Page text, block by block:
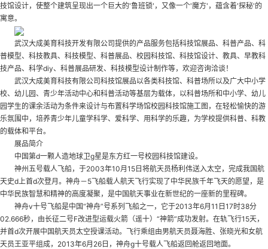
技馆设计，使整个建筑呈现出一个巨大的'鲁班锁'，又像一个'魔方'，蕴含着'探秘'的
寓意。
武汉大成美育科技开发有限公司提供的产品服务包括科技馆展品、科普产品、科
普模型、科技教具、科技模型、科普展品、校园科技馆、科技馆设计、教具、早教科
技产品、科学diy、科普展品研发、科技模型设计制作等，欢迎咨询洽谈！
武汉大成美育科技有限公司科技馆展品以各类科技馆、科普场所以及广大中小学
校、幼儿园、青少年活动中心和科普活动等基层为载体，以科普场所和中小学、幼儿
园学生的课余活动为条件来设计与布置科学场馆校园科技馆施工图 ，在轻松愉快的游
乐氛围中，培养青少年儿童学科学、爱科学、用科学的乐趣，为学校提供科普、科教
的载体和平台。
展品简介
中国第d一颗人造地球卫g星是东方红一号校园科技馆建设。
神州五号载人飞船，于2003年10月15日将航天员杨利伟送入太空，完成我国航
天史d上首d次登月。神舟－5飞船载人航天飞行实现了中华民族千年飞天的愿望，是
中华民族智慧和精神的高度凝聚，是中国航天事业在新世纪的一座新的里程碑。
神舟v十号飞船是中国“神舟”号系列飞船之一，它于2013年6月11日17时38分
02.666秒，由长征二号F改进型运载火箭（遥十）“神箭”成功发射。在轨飞行15天，
并首d次开展中国航天员太空授课活动。飞行乘组由男航天员聂海胜、张晓光和女航
天员王亚平组成，2013年6月26日，神舟g十号载人飞船返回舱返回地面。